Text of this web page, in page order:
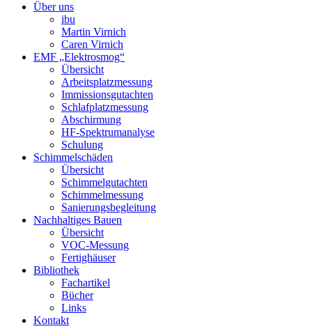
Über uns
ibu
Martin Virnich
Caren Virnich
EMF „Elektrosmog“
Übersicht
Arbeitsplatzmessung
Immissionsgutachten
Schlafplatzmessung
Abschirmung
HF-Spektrumanalyse
Schulung
Schimmelschäden
Übersicht
Schimmelgutachten
Schimmelmessung
Sanierungsbegleitung
Nachhaltiges Bauen
Übersicht
VOC-Messung
Fertighäuser
Bibliothek
Fachartikel
Bücher
Links
Kontakt